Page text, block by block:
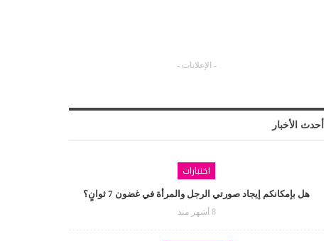
- الإعلانات -
أحدث الأخبار
اختبارات
هل بإمكانكم إيجاد صورتي الرجل والمرأة في غضون 7 ثوانٍ؟
8 أشهر منذ